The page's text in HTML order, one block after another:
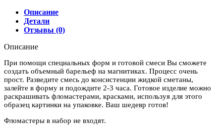
Описание
Детали
Отзывы (0)
Описание
При помощи специальных форм и готовой смеси Вы сможете
создать объемный барельеф на магнитиках. Процесс очень
прост. Разведите смесь до консистенции жидкой сметаны,
залейте в форму и подождите 2-3 часа. Готовое изделие можно
раскрашивать фломастерами, красками, используя для этого
образец картинки на упаковке. Ваш шедевр готов!
Фломастеры в набор не входят.